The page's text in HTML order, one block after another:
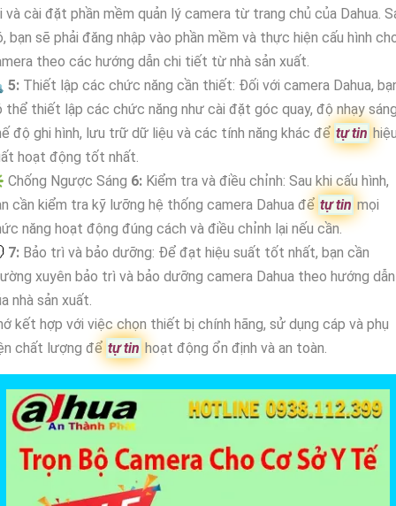
và cài đặt phần mềm quản lý camera từ trang chủ của Dahua.
bạn sẽ phải đăng nhập vào phần mềm và thực hiện cấu hình
theo các hướng dẫn chi tiết từ nhà sản xuất.
5: Thiết lập các chức năng cần thiết: Đối với camera Dahua,
thể thiết lập các chức năng như cài đặt góc quay, độ nhạy
độ ghi hình, lưu trữ dữ liệu và các tính năng khác để tự tin
hoạt động tốt nhất.
Ngược Sáng 6: Kiểm tra và điều chỉnh: Sau khi cấu hình,
cần kiểm tra kỹ lưỡng hệ thống camera Dahua để tự tin mọi
năng hoạt động đúng cách và điều chỉnh lại nếu cần.
7: Bảo trì và bảo dưỡng: Để đạt hiệu suất tốt nhất, bạn cần
xuyên bảo trì và bảo dưỡng camera Dahua theo hướng dẫn
nhà sản xuất.
kết hợp với việc chọn thiết bị chính hãng, sử dụng cáp và phụ
chất lượng để tự tin hoạt động ổn định và an toàn.